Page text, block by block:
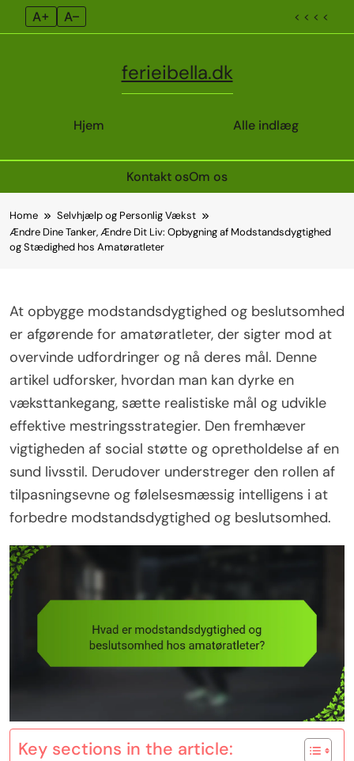
A+ A– < < < <
Hjem
ferieibella.dk
Alle indlæg
Kontakt osOm os
to
content
Home
Selvhjælp og Personlig Vækst
Ændre Dine Tanker, Ændre Dit Liv: Opbygning af Modstandsdygtighed
og Stædighed hos Amatøratleter
At opbygge modstandsdygtighed og beslutsomhed
er afgørende for amatøratleter, der sigter mod at
overvinde udfordringer og nå deres mål. Denne
artikel udforsker, hvordan man kan dyrke en
væksttankegang, sætte realistiske mål og udvikle
effektive mestringsstrategier. Den fremhæver
vigtigheden af social støtte og opretholdelse af en
sund livsstil. Derudover understreger den rollen af
tilpasningsevne og følelsesmæssig intelligens i at
forbedre modstandsdygtighed og beslutsomhed.
Key sections in the article: